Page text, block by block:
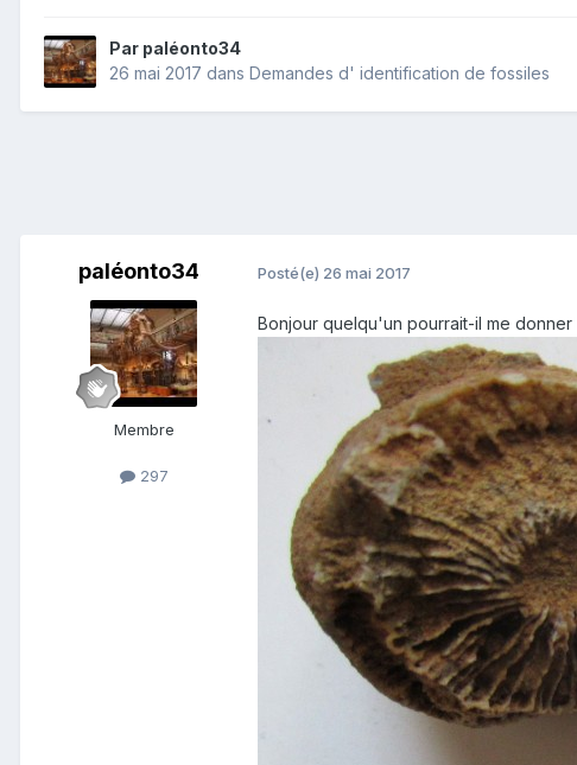
Par paléonto34
26 mai 2017 dans Demandes d' identification de fossiles
paléonto34
Membre
297
Posté(e) 26 mai 2017
Bonjour quelqu'un pourrait-il me